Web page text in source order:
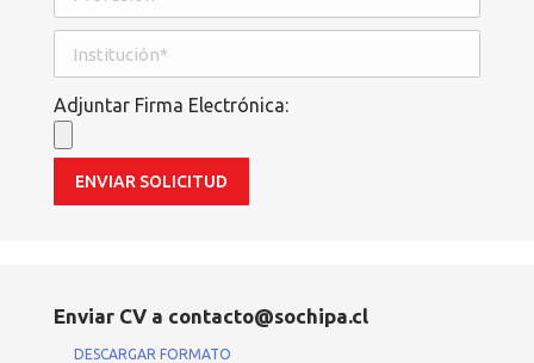
Adjuntar Firma Electrónica:
Enviar CV a contacto@sochipa.cl
DESCARGAR FORMATO